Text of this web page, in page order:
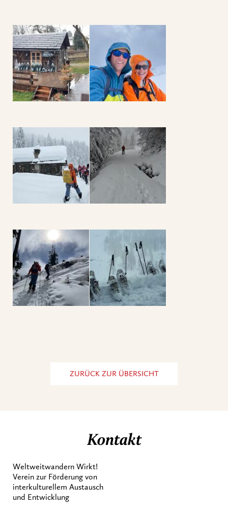
ZURÜCK ZUR ÜBERSICHT
Kontakt
Weltweitwandern Wirkt!
Verein zur Förderung von
interkulturellem Austausch
und Entwicklung